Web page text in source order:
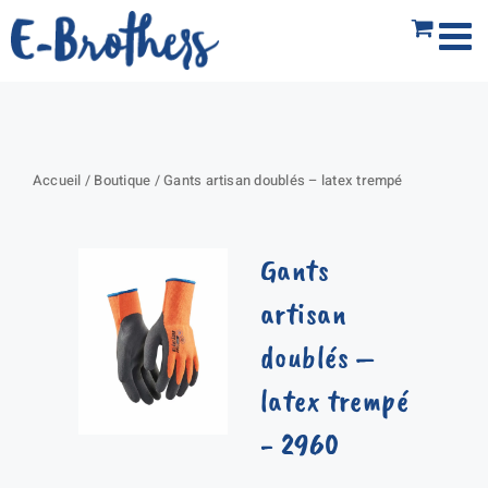
Passer
au
Accueil / Boutique /Gants artisan doublés – latex trempé
Gants
artisan
doublés –
latex trempé
- 2960